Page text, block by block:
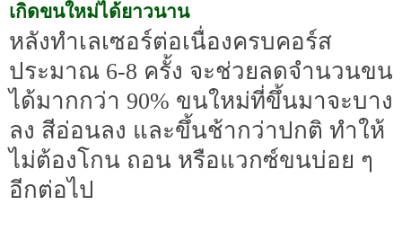
เกิดขนใหม่ได้ยาวนาน
หลังทำเลเซอร์ต่อเนื่องครบคอร์ส
ประมาณ 6-8 ครั้ง จะช่วยลดจำนวนขน
ได้มากกว่า 90% ขนใหม่ที่ขึ้นมาจะบาง
ลง สีอ่อนลง และขึ้นช้ากว่าปกติ ทำให้
ไม่ต้องโกน ถอน หรือแวกซ์ขนบ่อย ๆ
อีกต่อไป